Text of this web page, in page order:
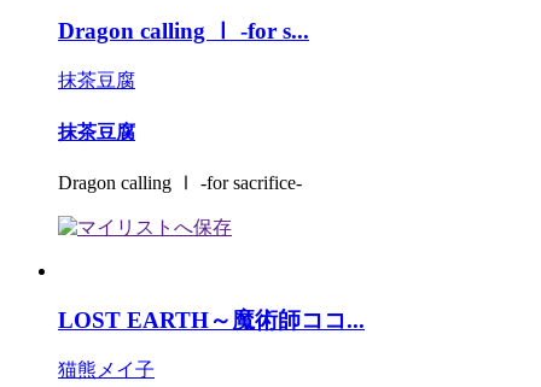
Dragon calling Ⅰ -for s...
抹茶豆腐
抹茶豆腐
Dragon calling Ⅰ -for sacrifice-
LOST EARTH～魔術師ココ...
猫熊メイ子